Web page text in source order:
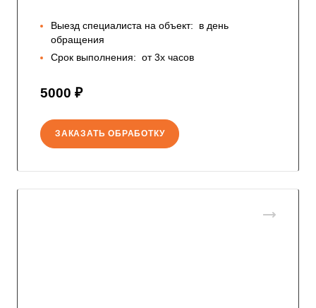
Выезд специалиста на объект:
в день
обращения
Срок выполнения: от 3х часов
5000 ₽
ЗАКАЗАТЬ ОБРАБОТКУ